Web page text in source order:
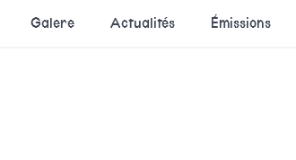
Galere Actualités Émissions